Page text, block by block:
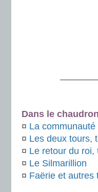
Dans le
¤ La communauté
¤ Les deux tours,
¤ Le retour du roi,
¤ Le Silmarillion
¤ Faërie et autres